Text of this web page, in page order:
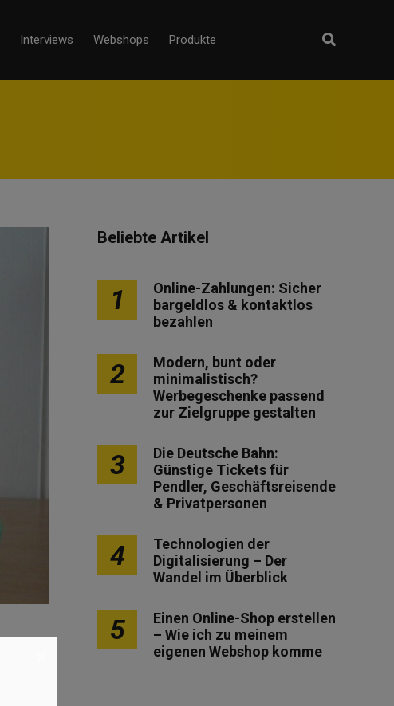
Interviews Webshops Produkte
Beliebte Artikel
1
Online-Zahlungen: Sicher
bargeldlos & kontaktlos
bezahlen
2
Modern, bunt oder
minimalistisch?
Werbegeschenke passend
zur Zielgruppe gestalten
3
Die Deutsche Bahn:
Günstige Tickets für
Pendler, Geschäftsreisende
& Privatpersonen
4
Technologien der
Digitalisierung – Der
Wandel im Überblick
5
Einen Online-Shop erstellen
– Wie ich zu meinem
eigenen Webshop komme